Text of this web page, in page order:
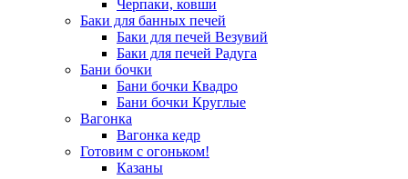
Черпаки, ковши
Баки для банных печей
Баки для печей Везувий
Баки для печей Радуга
Бани бочки
Бани бочки Квадро
Бани бочки Круглые
Вагонка
Вагонка кедр
Готовим с огоньком!
Казаны